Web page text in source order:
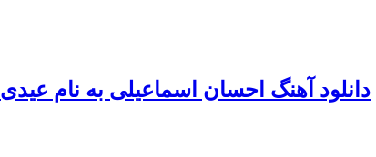
دانلود آهنگ احسان اسماعیلی به نام عیدی